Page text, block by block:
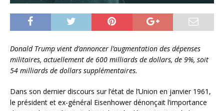
Donald Trump vient d’annoncer l’augmentation des dépenses
militaires, actuellement de 600 milliards de dollars, de 9%, soit
54 milliards de dollars supplémentaires.
Dans son dernier discours sur l’état de l’Union en janvier 1961,
le président et ex-général Eisenhower dénonçait l’importance